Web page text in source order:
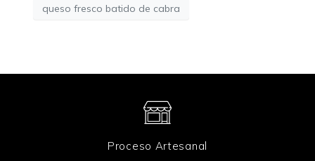
queso fresco batido de cabra
Proceso Artesanal